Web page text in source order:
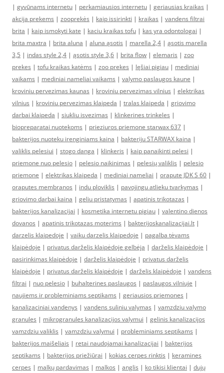
| gyvūnams internetu | perkamiausios internetu | geriausias kraikas |
akcija prekems | zooprekės | kaip issirinkti | kraikas | vandens filtrai
brita | kaip ismokyti kate | kaciu kraikas tofu | kas yra odontologai |
brita maxtra | brita aluna | aluna ąsotis | marella 2,4 | ąsotis marella
3,5 | indas style 2,4 | ąsotis style 3,6 | brita flow | elemaris | zoo
prekes | tofu kraikas katėms | zoo prekes | lęšiai pigiau | mediniai
vaikams | mediniai nameliai vaikams | valymo paslaugos kaune |
kroviniu pervezimas kaunas | kroviniu pervezimas vilnius | elektrikas
vilnius | kroviniu pervezimas klaipeda | tralas klaipeda | griovimo
darbai klaipeda | siukliu isvezimas | klinkerines trinkeles |
biopreparatai nuotekoms | prieziuros priemone starwax 637 |
bakterijos nuoteku irenginiams kaina | bakteriju STARWAX kaina |
valiklis pelesiui | stogo danga | klinkeris | kaip panaikinti pelesi |
priemone nuo pelesio | pelesio naikinimas | pelesių valiklis | pelesio
priemone | elektrikas klaipeda | mediniai nameliai | orapute JDK S 60 |
oraputes membranos | indu ploviklis | pavojingu atlieku tvarkymas |
griovimo darbai kaina | geliu pristatymas | apatinis trikotazas |
bakterijos kanalizacijai | kosmetika internetu pigiau | valentino dienos
dovanos | apatinis trikotazas moterims | bakterijoskanalizacijai.lt |
darzelis klaipedoje | vaiku darzelis klaipedoje | pagalba tėvams
klaipėdoje | privatus darželis klaipėdoje gelbėja | darželis klaipėdoje |
pasirinkimas klaipėdoje | darželis klaipėdoje | privatus darželis
klaipėdoje | privatus darželis klaipėdoje | darželis klaipėdoje | vandens
filtrai | nuo pelesio | buhalterines paslaugos | paslaugos vilniuje |
naujiems ir probleminiams septikams | geriausios priemones |
kanalizaciniai vandenys | vandens suliniu valymas | vamzdziu valymo
granules | mikrogranules kanalizacijos valymui | gelinis kanalizacijos
vamzdziu valiklis | vamzdziu valymui | probleminiams septikams |
bakterijos maišeliais | retai naudojamai kanalizacijai | bakterijos
septikams | bakterijos priežiūrai | kokias cerpes rinktis | keramines
cerpes | malkų pardavimas | malkos | anglis | ko tikisi klientai | dujų